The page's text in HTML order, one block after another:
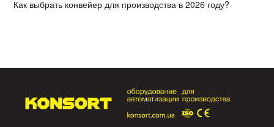
Как выбрать конвейер для производства в 2026 году?